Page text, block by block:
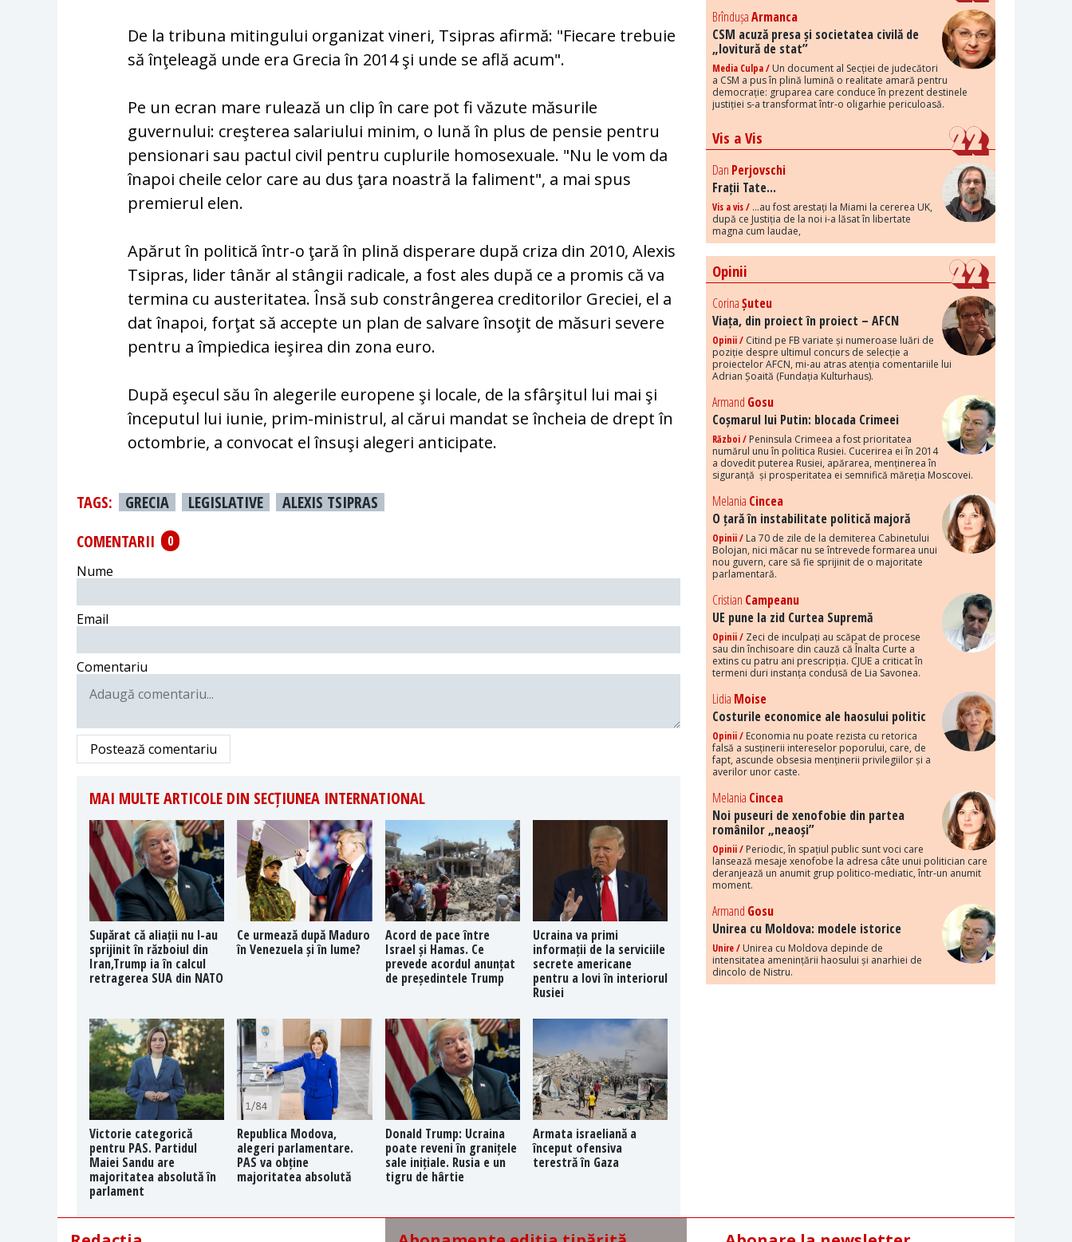
De la tribuna mitingului organizat vineri, Tsipras afirmă: "Fiecare trebuie
să înţeleagă unde era Grecia în 2014 şi unde se află acum".
Pe un ecran mare rulează un clip în care pot fi văzute măsurile
guvernului: creşterea salariului minim, o lună în plus de pensie pentru
pensionari sau pactul civil pentru cuplurile homosexuale. "Nu le vom da
înapoi cheile celor care au dus ţara noastră la faliment", a mai spus
premierul elen.
Apărut în politică într-o ţară în plină disperare după criza din 2010, Alexis
Tsipras, lider tânăr al stângii radicale, a fost ales după ce a promis că va
termina cu austeritatea. Însă sub constrângerea creditorilor Greciei, el a
dat înapoi, forţat să accepte un plan de salvare însoţit de măsuri severe
pentru a împiedica ieşirea din zona euro.
După eşecul său în alegerile europene şi locale, de la sfârşitul lui mai şi
începutul lui iunie, prim-ministrul, al cărui mandat se încheia de drept în
octombrie, a convocat el însuşi alegeri anticipate.
TAGS: GRECIA LEGISLATIVE
ALEXIS TSIPRAS
COMENTARII
0
Nume
Email
Comentariu
Postează comentariu
MAI MULTE ARTICOLE DIN SECȚIUNEA INTERNATIONAL
Supărat că aliații nu l-au
sprijinit în războiul din
Iran,Trump ia în calcul
retragerea SUA din NATO
Ce urmează după Maduro
în Venezuela și în lume?
Acord de pace între
Israel și Hamas. Ce
prevede acordul anunțat
de președintele Trump
Ucraina va primi
informații de la serviciile
secrete americane
pentru a lovi în interiorul
Rusiei
Victorie categorică
pentru PAS. Partidul
Maiei Sandu are
majoritatea absolută în
parlament
Republica Modova,
alegeri parlamentare.
PAS va obține
majoritatea absolută
Donald Trump: Ucraina
poate reveni în granițele
sale inițiale. Rusia e un
tigru de hârtie
Armata israeliană a
început ofensiva
terestră în Gaza
BrîndușaArmanca
CSM acuză presa și societatea civilă de
„lovitură de stat”
Media Culpa / Un document al Secției de judecători
a CSM a pus în plină lumină o realitate amară pentru
democrație: gruparea care conduce în prezent destinele
justiției s-a transformat într-o oligarhie periculoasă.
Vis a Vis
Dan Perjovschi
Frații Tate...
Vis a vis / ...au fost arestați la Miami la cererea UK,
după ce Justiția de la noi i-a lăsat în libertate
magna cum laudae,
Opinii
CorinaȘuteu
Viața, din proiect în proiect – AFCN
Opinii / Citind pe FB variate și numeroase luări de
poziție despre ultimul concurs de selecție a
proiectelor AFCN, mi-au atras atenția comentariile lui
Adrian Șoaită (Fundația Kulturhaus).
Armand Gosu
Coșmarul lui Putin: blocada Crimeei
Război / Peninsula Crimeea a fost prioritatea
numărul unu în politica Rusiei. Cucerirea ei în 2014
a dovedit puterea Rusiei, apărarea, menținerea în
siguranță și prosperitatea ei semnifică măreția Moscovei.
Melania Cincea
O țară în instabilitate politică majoră
Opinii / La 70 de zile de la demiterea Cabinetului
Bolojan, nici măcar nu se întrevede formarea unui
nou guvern, care să fie sprijinit de o majoritate
parlamentară.
Cristian Campeanu
UE pune la zid Curtea Supremă
Opinii / Zeci de inculpați au scăpat de procese
sau din închisoare din cauză că Înalta Curte a
extins cu patru ani prescripția. CJUE a criticat în
termeni duri instanța condusă de Lia Savonea.
Lidia Moise
Costurile economice ale haosului politic
Opinii / Economia nu poate rezista cu retorica
falsă a susținerii intereselor poporului, care, de
fapt, ascunde obsesia menținerii privilegiilor și a
averilor unor caste.
Melania Cincea
Noi puseuri de xenofobie din partea
românilor „neaoși”
Opinii / Periodic, în spațiul public sunt voci care
lansează mesaje xenofobe la adresa câte unui politician care
deranjează un anumit grup politico-mediatic, într-un anumit
moment.
Armand Gosu
Unirea cu Moldova: modele istorice
Unire / Unirea cu Moldova depinde de
intensitatea amenințării haosului și anarhiei de
dincolo de Nistru.